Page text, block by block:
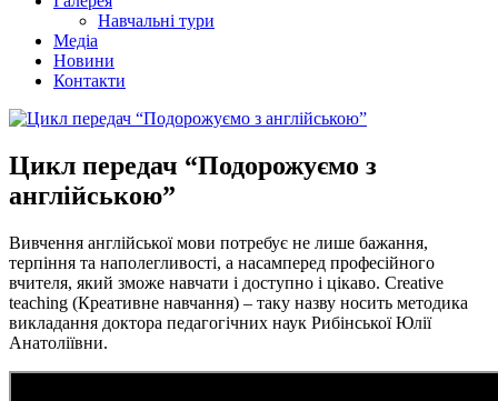
Навчальні тури
Медіа
Новини
Контакти
Цикл передач “Подорожуємо з
англійською”
Вивчення англійської мови потребує не лише бажання,
терпіння та наполегливості, а насамперед професійного
вчителя, який зможе навчати і доступно і цікаво. Creative
teaching (Креативне навчання) – таку назву носить методика
викладання доктора педагогічних наук Рибінської Юлії
Анатоліївни.